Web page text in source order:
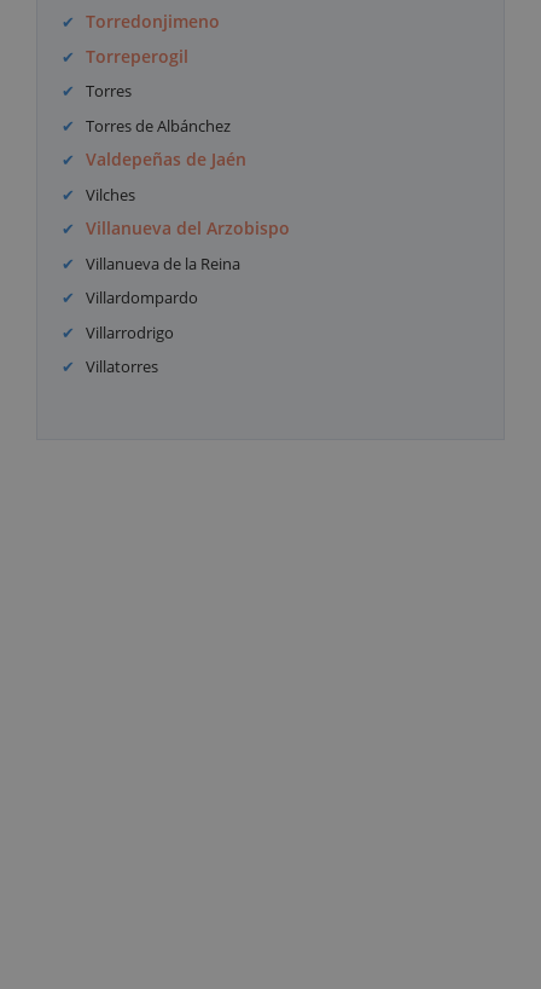
Torredonjimeno
Torreperogil
Torres
Torres de Albánchez
Valdepeñas de Jaén
Vilches
Villanueva del Arzobispo
Villanueva de la Reina
Villardompardo
Villarrodrigo
Villatorres